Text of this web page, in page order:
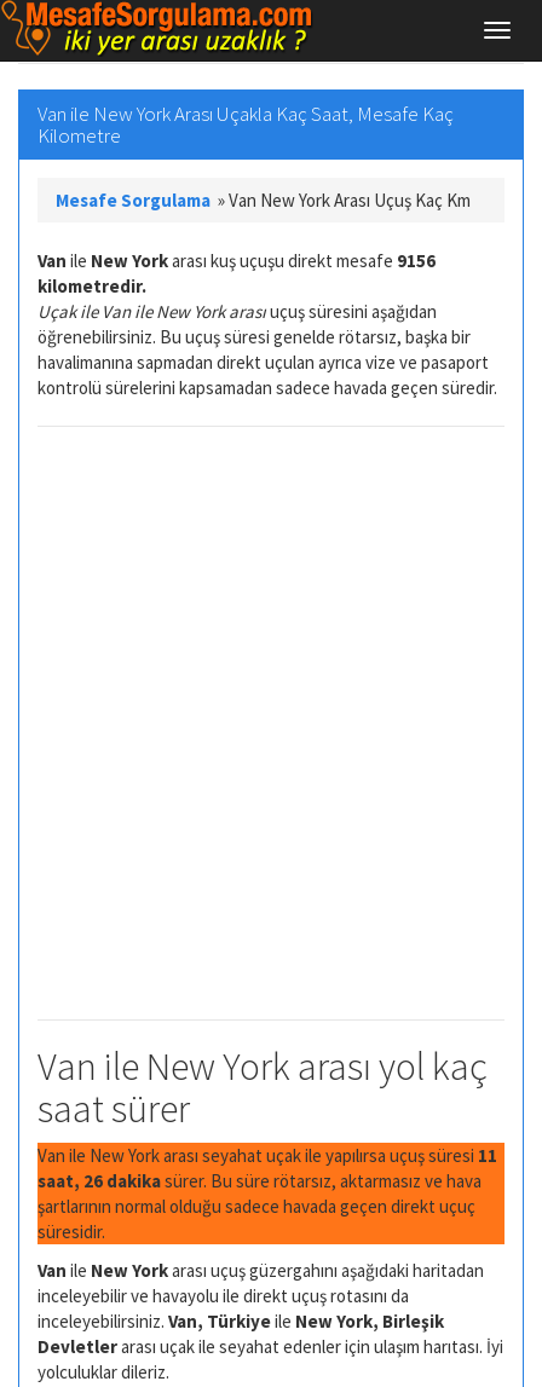
Van ile New York Arası Uçakla Kaç Saat, Mesafe Kaç
Kilometre
Mesafe Sorgulama »Van New York Arası Uçuş Kaç Km
Van ile New Yorkarası kuş uçuşu direkt mesafe 9156
kilometredir.
Uçak ile Van ile New York arasıuçuş süresini aşağıdan
öğrenebilirsiniz. Bu uçuş süresi genelde rötarsız, başka bir
havalimanına sapmadan direkt uçulan ayrıca vize ve pasaport
kontrolü sürelerini kapsamadan sadece havada geçen süredir.
Van ile New York arası yol kaç
saat sürer
Van ile New York arası seyahat uçak ile yapılırsa uçuş süresi 11
saat, 26 dakikasürer. Bu süre rötarsız, aktarmasız ve hava
şartlarının normal olduğu sadece havada geçen direkt uçuç
süresidir.
Van ile New Yorkarası uçuş güzergahını aşağıdaki haritadan
inceleyebilir ve havayolu ile direkt uçuş rotasını da
inceleyebilirsiniz. Van, Türkiyeile New York, Birleşik
Devletlerarası uçak ile seyahat edenler için ulaşım harıtası. İyi
yolculuklar dileriz.